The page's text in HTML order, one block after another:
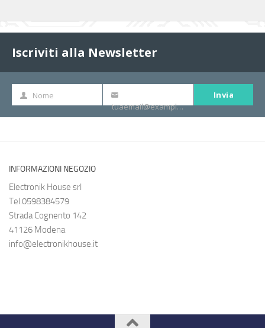
Iscriviti alla Newsletter
Nome
Nome
tua
tuaemail@example.com
Invia
INFORMAZIONI NEGOZIO
Electronik House srl
Tel:0598384579
Strada Cognento 142
41126 Modena
info@electronikhouse.it